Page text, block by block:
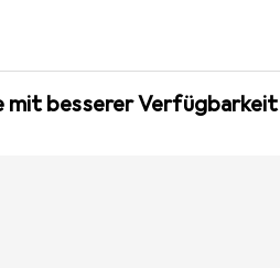
mit besserer Verfügbarkeit